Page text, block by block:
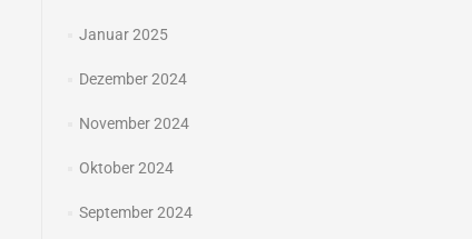
Januar 2025
Dezember 2024
November 2024
Oktober 2024
September 2024